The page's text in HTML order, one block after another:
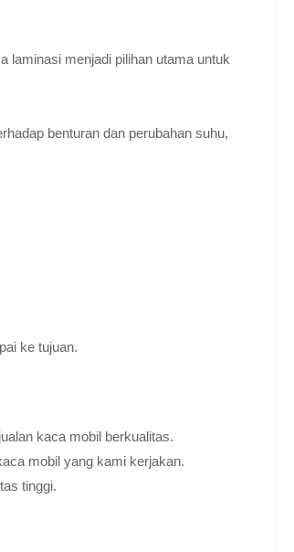
laminasi menjadi pilihan utama untuk
benturan dan perubahan suhu,
ke tujuan.
kaca mobil berkualitas.
mobil yang kami kerjakan.
tinggi.